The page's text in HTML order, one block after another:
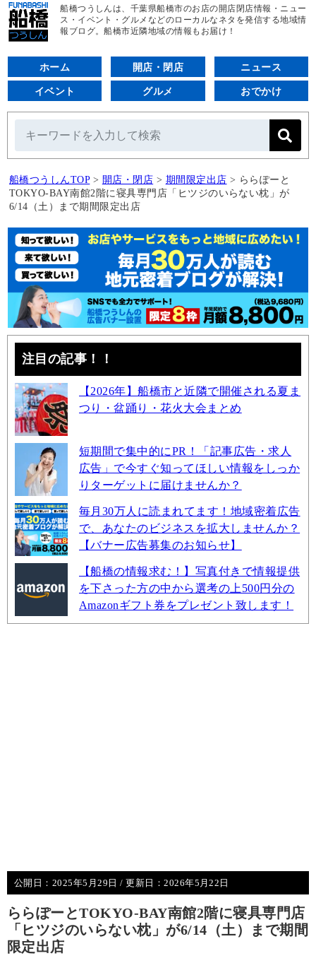
船橋つうしんは、千葉県船橋市のお店の開店閉店情報・ニュー
ス・イベント・グルメなどのローカルなネタを発信する地域情
報ブログ。船橋市近隣地域の情報もお届け！
ホーム 開店・閉店 ニュース
イベント グルメ おでかけ
船橋つうしんTOP > 開店・閉店 > 期間限定出店 > ららぽーと
TOKYO‐BAY南館2階に寝具専門店「ヒツジのいらない枕」が
6/14（土）まで期間限定出店
注目の記事！！
【2026年】船橋市と近隣で開催される夏ま
つり・盆踊り・花火大会まとめ
短期間で集中的にPR！「記事広告・求人
広告」で今すぐ知ってほしい情報をしっか
りターゲットに届けませんか？
毎月30万人に読まれてます！地域密着広告
で、あなたのビジネスを拡大しませんか？
【バナー広告募集のお知らせ】
【船橋の情報求む！】写真付きで情報提供
を下さった方の中から選考の上500円分の
Amazonギフト券をプレゼント致します！
公開日： 2025年5月29日 / 更新日：2026年5月22日
ららぽーとTOKYO‐BAY南館2階に寝具専門店
「ヒツジのいらない枕」が6/14（土）まで期間
限定出店